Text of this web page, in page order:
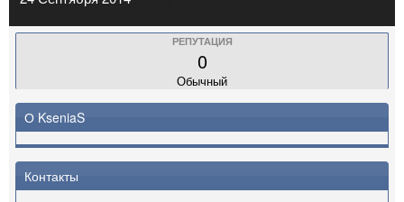
РЕПУТАЦИЯ
0
Обычный
О KseniaS
Контакты